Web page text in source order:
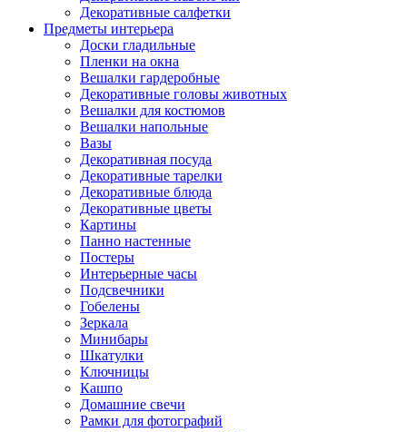
Декоративные салфетки
Предметы интерьера
Доски гладильные
Пленки на окна
Вешалки гардеробные
Декоративные головы животных
Вешалки для костюмов
Вешалки напольные
Вазы
Декоративная посуда
Декоративные тарелки
Декоративные блюда
Декоративные цветы
Картины
Панно настенные
Постеры
Интерьерные часы
Подсвечники
Гобелены
Зеркала
Минибары
Шкатулки
Ключницы
Кашпо
Домашние свечи
Рамки для фотографий